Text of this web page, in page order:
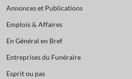
Annonces et Publications
Emplois & Affaires
En Général en Bref
Entreprises du Funéraire
Esprit ou pas